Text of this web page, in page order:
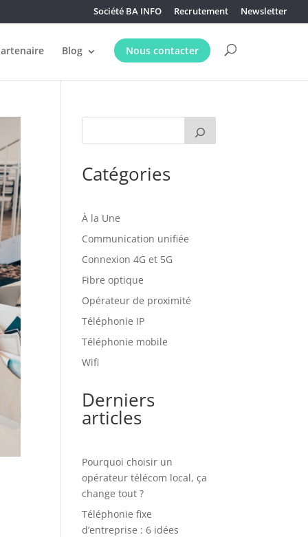
Société BA INFO Recrutement Newsletter
Blog Nous contacter
Catégories
À la Une
Communication unifiée
Connexion 4G et 5G
Fibre optique
Opérateur de proximité
Téléphonie IP
Téléphonie mobile
Wifi
Derniers
articles
Pourquoi choisir un
opérateur télécom local, ça
change tout ?
Téléphonie fixe
d’entreprise : 6 idées